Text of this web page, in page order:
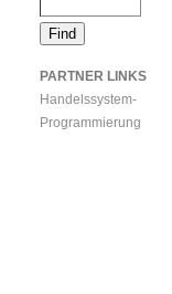
PARTNER LINKS
Handelssystem-
Programmierung